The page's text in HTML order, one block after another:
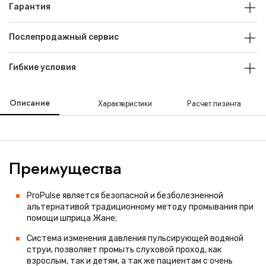
Гарантия
Послепродажный сервис
Гибкие условия
Описание Характеристики Расчет лизинга
Преимущества
ProPulse является безопасной и безболезненной
альтернативой традиционному методу промывания при
помощи шприца Жане;
Система изменения давления пульсирующей водяной
струи, позволяет промыть слуховой проход, как
взрослым, так и детям, а так же пациентам с очень